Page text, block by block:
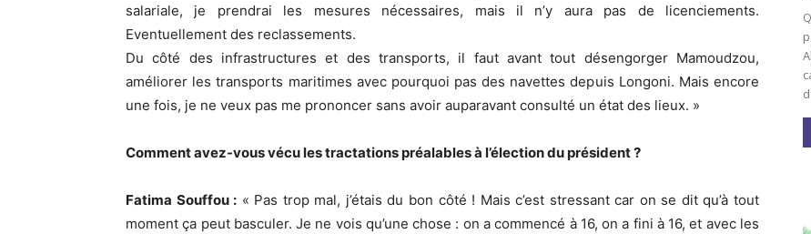
salariale, je prendrai les mesures nécessaires, mais il n’y aura pas de licenciements.
Eventuellement des reclassements.
Du côté des infrastructures et des transports, il faut avant tout désengorger Mamoudzou,
améliorer les transports maritimes avec pourquoi pas des navettes depuis Longoni. Mais encore
une fois, je ne veux pas me prononcer sans avoir auparavant consulté un état des lieux. »
Comment avez-vous vécu les tractations préalables à l’élection du président ?
Fatima Souffou : « Pas trop mal, j’étais du bon côté ! Mais c’est stressant car on se dit qu’à tout
moment ça peut basculer. Je ne vois qu’une chose : on a commencé à 16, on a fini à 16, et avec les